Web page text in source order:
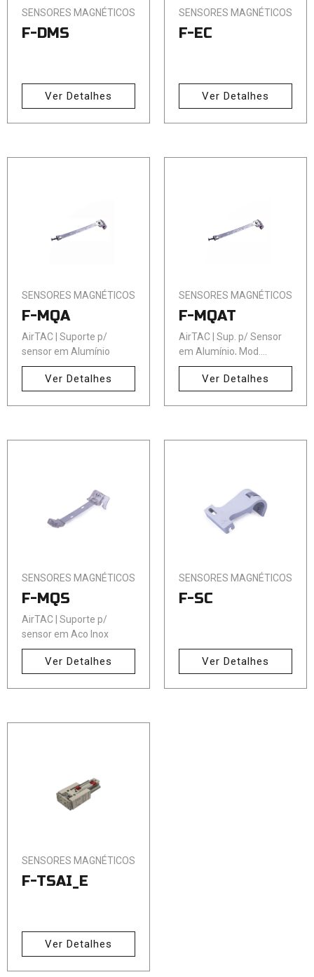
SENSORES MAGNÉTICOS
F-DMS
Ver Detalhes
SENSORES MAGNÉTICOS
F-EC
Ver Detalhes
SENSORES MAGNÉTICOS
F-MQA
AirTAC | Suporte p/
sensor em Alumínio
Ver Detalhes
SENSORES MAGNÉTICOS
F-MQAT
AirTAC | Sup. p/ Sensor
em Alumínio, Mod.
Estreito
Ver Detalhes
SENSORES MAGNÉTICOS
F-MQS
AirTAC | Suporte p/
sensor em Aço Inox
Ver Detalhes
SENSORES MAGNÉTICOS
F-SC
Ver Detalhes
SENSORES MAGNÉTICOS
F-TSAI_E
Ver Detalhes